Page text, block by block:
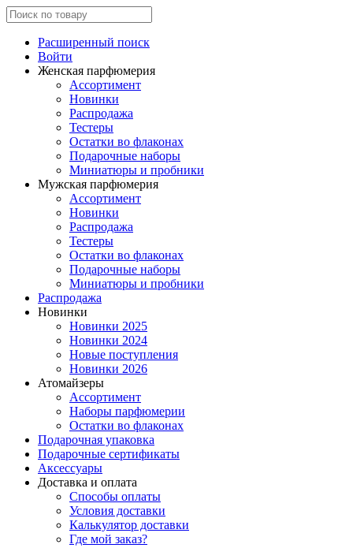
Расширенный поиск
Войти
Женская парфюмерия
Ассортимент
Новинки
Распродажа
Тестеры
Остатки во флаконах
Подарочные наборы
Миниатюры и пробники
Мужская парфюмерия
Ассортимент
Новинки
Распродажа
Тестеры
Остатки во флаконах
Подарочные наборы
Миниатюры и пробники
Распродажа
Новинки
Новинки 2025
Новинки 2024
Новые поступления
Новинки 2026
Атомайзеры
Ассортимент
Наборы парфюмерии
Остатки во флаконах
Подарочная упаковка
Подарочные сертификаты
Аксессуары
Доставка и оплата
Способы оплаты
Условия доставки
Калькулятор доставки
Где мой заказ?